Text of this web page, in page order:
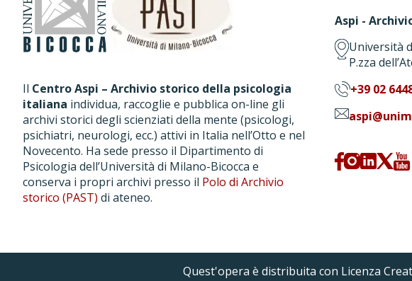
Il Centro Aspi – Archivio storico della psicologia
italiana individua, raccoglie e pubblica on-line gli
archivi storici degli scienziati della mente (psicologi,
psichiatri, neurologi, ecc.) attivi in Italia nell’Otto e nel
Novecento. Ha sede presso il Dipartimento di
Psicologia dell’Università di Milano-Bicocca e
conserva i propri archivi presso il Polo di Archivio
storico (PAST) di ateneo.
Aspi -
Università
P.zza
+39 02
Quest'opera è distribuita con Licenza